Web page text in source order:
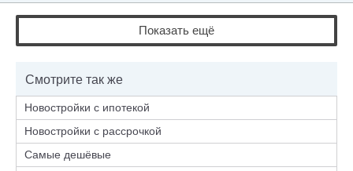
Показать ещё
Смотрите так же
Новостройки с ипотекой
Новостройки с рассрочкой
Самые дешёвые